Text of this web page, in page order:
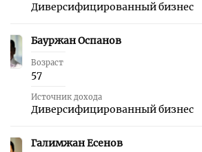
Диверсифицированный бизнес
41 Бауржан Оспанов
Возраст
57
Источник дохода
Диверсифицированный бизнес
42 Галимжан Есенов